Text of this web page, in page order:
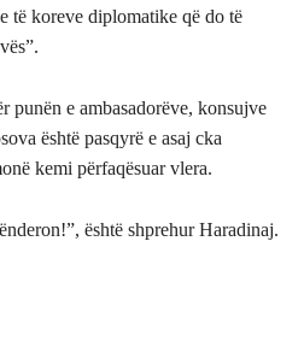
të koreve diplomatike që do të
punën e ambasadorëve, konsujve
është pasqyrë e asaj cka
kemi përfaqësuar vlera.
është shprehur Haradinaj.